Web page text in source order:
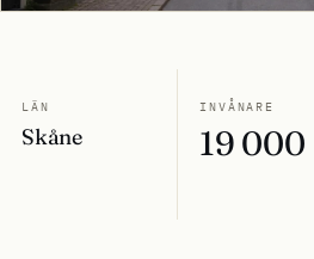
LÄN
Skåne
INVÅNARE
19 000